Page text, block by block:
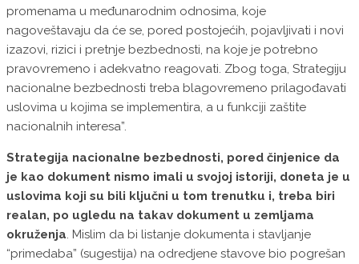
promenama u međunarodnim odnosima, koje
nagoveštavaju da će se, pored postojećih, pojavlјivati i novi
izazovi, rizici i pretnje bezbednosti, na koje je potrebno
pravovremeno i adekvatno reagovati. Zbog toga, Strategiju
nacionalne bezbednosti treba blagovremeno prilagođavati
uslovima u kojima se implementira, a u funkciji zaštite
nacionalnih interesa”.
Strategija nacionalne bezbednosti, pored činjenice da
je kao dokument nismo imali u svojoj istoriji, doneta je u
uslovima koji su bili ključni u tom trenutku i, treba biri
realan, po ugledu na takav dokument u zemljama
okruženja . Mislim da bi listanje dokumenta i stavljanje
“primedaba” (sugestija) na odredjene stavove bio pogrešan